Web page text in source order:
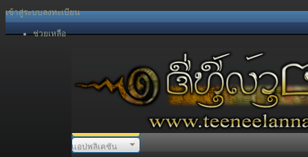
เข้าสู่ระบบลงทะเบียน
ช่วยเหลือ
แอปพลิเคชัน